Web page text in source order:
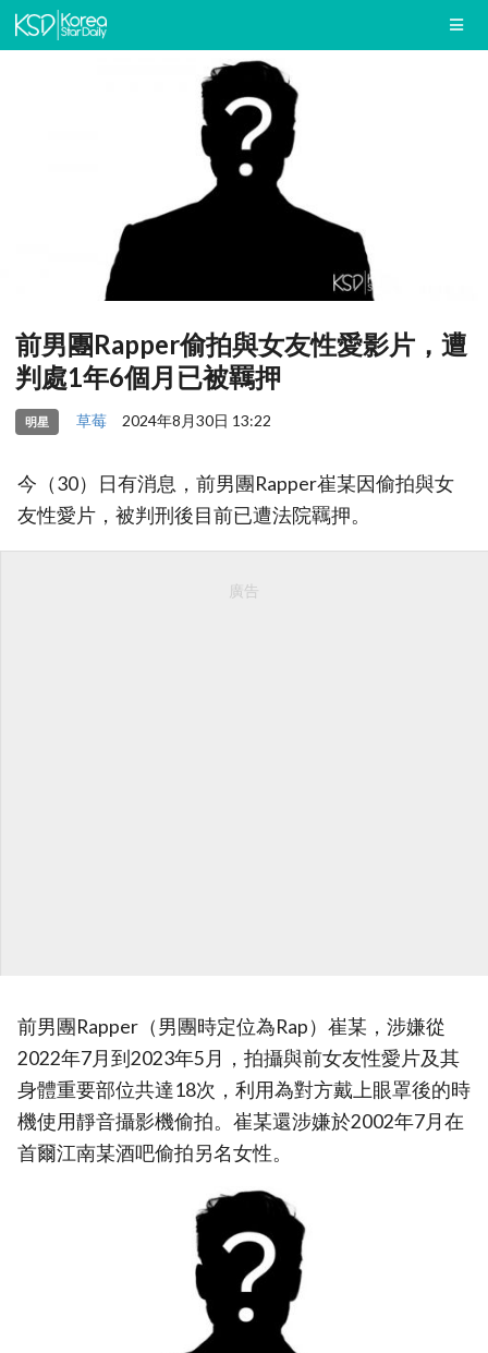
前男團Rapper偷拍與女友性愛影片，遭
判處1年6個月已被羈押
明星 草莓 2024年8月30日 13:22
今（30）日有消息，前男團Rapper崔某因偷拍與女
友性愛片，被判刑後目前已遭法院羈押。
廣告
前男團Rapper（男團時定位為Rap）崔某，涉嫌從
2022年7月到2023年5月，拍攝與前女友性愛片及其
身體重要部位共達18次，利用為對方戴上眼罩後的時
機使用靜音攝影機偷拍。崔某還涉嫌於2002年7月在
首爾江南某酒吧偷拍另名女性。